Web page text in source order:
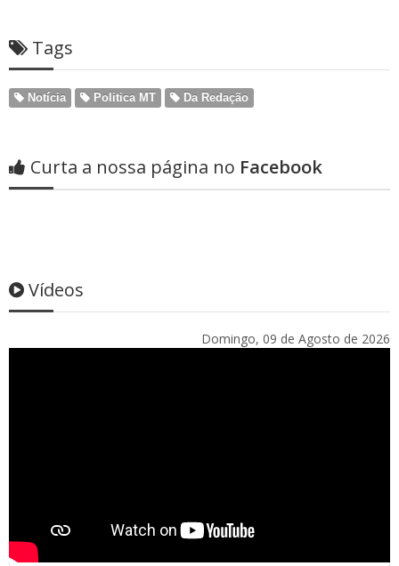
Tags
Notícia Politica MT Da Redação
Curta a nossa página no Facebook
Vídeos
Domingo, 09 de Agosto de 2026